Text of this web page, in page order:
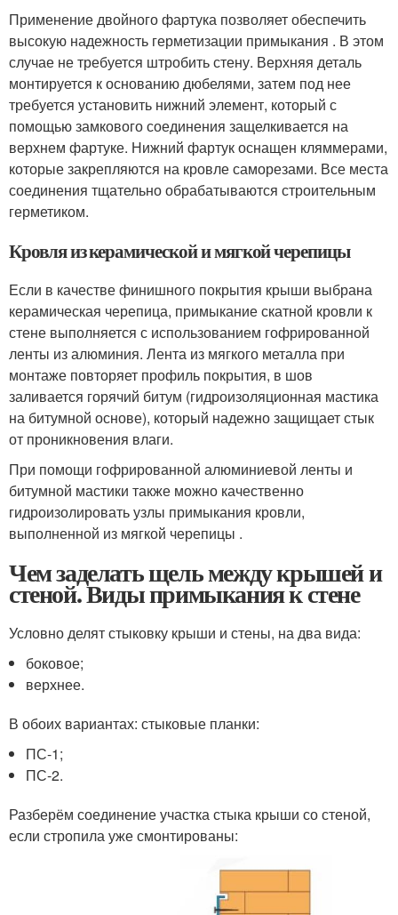
Применение двойного фартука позволяет обеспечить
высокую надежность герметизации примыкания . В этом
случае не требуется штробить стену. Верхняя деталь
монтируется к основанию дюбелями, затем под нее
требуется установить нижний элемент, который с
помощью замкового соединения защелкивается на
верхнем фартуке. Нижний фартук оснащен кляммерами,
которые закрепляются на кровле саморезами. Все места
соединения тщательно обрабатываются строительным
герметиком.
Кровля из керамической и мягкой черепицы
Если в качестве финишного покрытия крыши выбрана
керамическая черепица, примыкание скатной кровли к
стене выполняется с использованием гофрированной
ленты из алюминия. Лента из мягкого металла при
монтаже повторяет профиль покрытия, в шов
заливается горячий битум (гидроизоляционная мастика
на битумной основе), который надежно защищает стык
от проникновения влаги.
При помощи гофрированной алюминиевой ленты и
битумной мастики также можно качественно
гидроизолировать узлы примыкания кровли,
выполненной из мягкой черепицы .
Чем заделать щель между крышей и
стеной. Виды примыкания к стене
Условно делят стыковку крыши и стены, на два вида:
боковое;
верхнее.
В обоих вариантах: стыковые планки:
ПС-1;
ПС-2.
Разберём соединение участка стыка крыши со стеной,
если стропила уже смонтированы: